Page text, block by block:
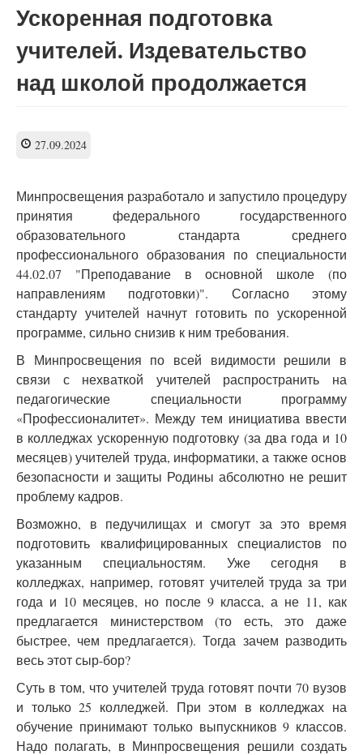
Ускоренная подготовка
учителей. Издевательство
над школой продолжается
27.09.2024
Минпросвещения разработало и запустило процедуру
принятия федерального государственного
образовательного стандарта среднего
профессионального образования по специальности
44.02.07 "Преподавание в основной школе (по
направлениям подготовки)". Согласно этому
стандарту учителей начнут готовить по ускоренной
программе, сильно снизив к ним требования.
В Минпросвещения по всей видимости решили в
связи с нехваткой учителей распространить на
педагогические специальности программу
«Профессионалитет». Между тем инициатива ввести
в колледжах ускоренную подготовку (за два года и 10
месяцев) учителей труда, информатики, а также основ
безопасности и защиты Родины абсолютно не решит
проблему кадров.
Возможно, в педучилищах и смогут за это время
подготовить квалифицированных специалистов по
указанным специальностям. Уже сегодня в
колледжах, например, готовят учителей труда за три
года и 10 месяцев, но после 9 класса, а не 11, как
предлагается министерством (то есть, это даже
быстрее, чем предлагается). Тогда зачем разводить
весь этот сыр-бор?
Суть в том, что учителей труда готовят почти 70 вузов
и только 25 колледжей. При этом в колледжах на
обучение принимают только выпускников 9 классов.
Надо полагать, в Минпросвещения решили создать